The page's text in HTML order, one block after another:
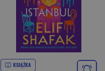
KSIĄŻKA